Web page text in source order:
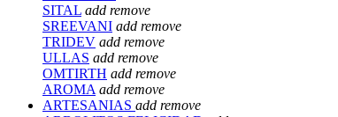
SITAL add remove
SREEVANI add remove
TRIDEV add remove
ULLAS add remove
OMTIRTH add remove
AROMA add remove
ARTESANIAS add remove